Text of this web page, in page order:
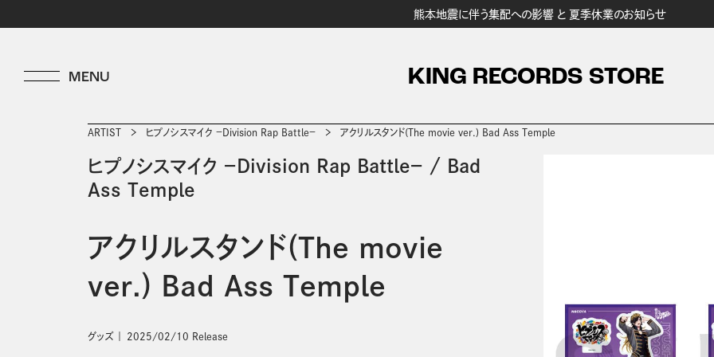
熊本地震に伴う集配への影響 と 夏季休業のお知らせ
KING RECORDS STORE
ARTIST ヒプノシスマイク －Division Rap Battle－ アクリルスタンド(The movie ver.) Bad Ass Temple
ヒプノシスマイク －Division Rap Battle－ /
Bad
Ass Temple
アクリルスタンド(The movie
ver.) Bad Ass Temple
グッズ 2025/02/10 Release